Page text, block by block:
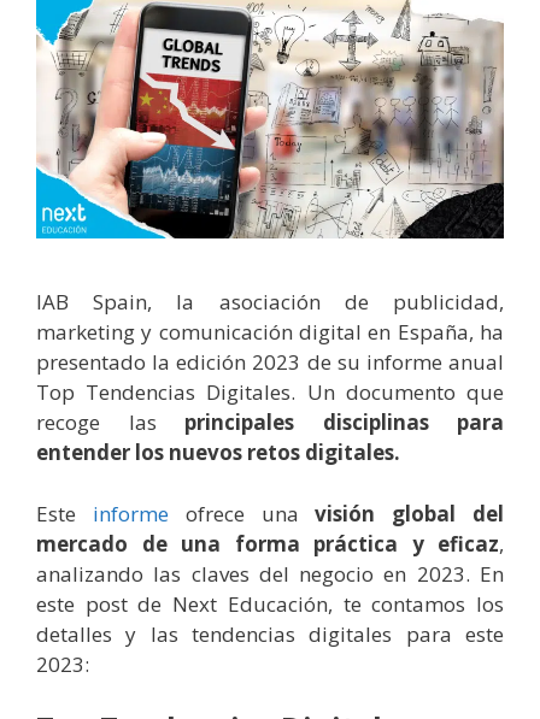
IAB Spain, la asociación de publicidad,
marketing y comunicación digital en España, ha
presentado la edición 2023 de su informe anual
Top Tendencias Digitales. Un documento que
recoge las principales disciplinas para
entender los nuevos retos digitales.
Este informeofrece unavisión global del
mercado de una forma práctica y eficaz,
analizando las claves del negocio en 2023. En
este post de Next Educación, te contamos los
detalles y las tendencias digitales para este
2023: